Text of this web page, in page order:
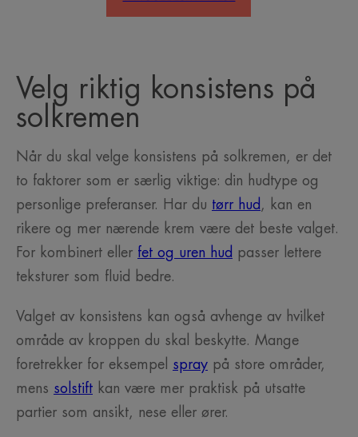
Velg riktig konsistens på
solkremen
Når du skal velge konsistens på solkremen, er det
to faktorer som er særlig viktige: din hudtype og
personlige preferanser. Har du tørr hud , kan en
rikere og mer nærende krem være det beste valget.
For kombinert eller fet og uren hud passer lettere
teksturer som fluid bedre.
Valget av konsistens kan også avhenge av hvilket
område av kroppen du skal beskytte. Mange
foretrekker for eksempel spray på store områder,
mens solstift kan være mer praktisk på utsatte
partier som ansikt, nese eller ører.